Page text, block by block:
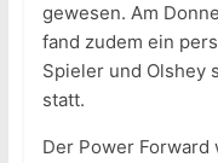
gewesen. Am
fand zudem ein
Spieler und Olshey
statt.
Der Power